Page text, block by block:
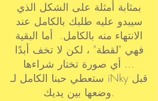
بمثابة أمثلة على الشكل الذي
سيبدو عليه طلبك بالكامل عند
الانتهاء منه بالكامل. أما البقية
فهي "لقطة" ، لكن لا تخف أبدًا
... أي صورة تختار شراءها
ستعطي حبنا الكامل لـ iNky قبل
وضعها بين يديك.